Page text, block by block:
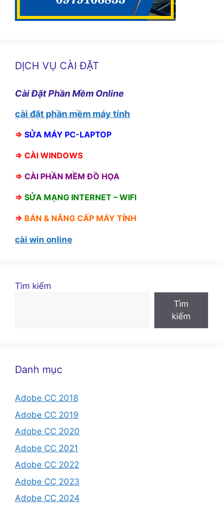
DỊCH VỤ CÀI ĐẶT
Cài Đặt Phần Mềm Online
cài đặt phần mềm máy tính
⇒ SỬA MÁY PC-LAPTOP
⇒ CÀI WINDOWS
⇒ CÀI PHẦN MỀM ĐỒ HỌA
⇒ SỬA MẠNG INTERNET – WIFI
⇒ BÁN & NÂNG CẤP MÁY TÍNH
cài win online
Tìm kiếm
Tìm
kiếm
Danh mục
Adobe CC 2018
Adobe CC 2019
Adobe CC 2020
Adobe CC 2021
Adobe CC 2022
Adobe CC 2023
Adobe CC 2024